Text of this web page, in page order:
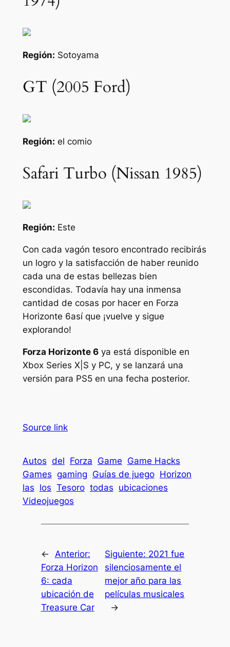
Región: Sotoyama
GT (2005 Ford)
Región: el comio
Safari Turbo (Nissan 1985)
Región: Este
Con cada vagón tesoro encontrado recibirás
un logro y la satisfacción de haber reunido
cada una de estas bellezas bien
escondidas. Todavía hay una inmensa
cantidad de cosas por hacer en Forza
Horizonte 6así que ¡vuelve y sigue
explorando!
Forza Horizonte 6ya está disponible en
Xbox Series X|S y PC, y se lanzará una
versión para PS5 en una fecha posterior.
Source link
Autos del Forza Game Game Hacks
Games gaming Guías de juego Horizon
las los Tesoro todas ubicaciones
Videojuegos
← Anterior:
Forza Horizon
6: cada
ubicación de
Treasure Car
Siguiente: 2021 fue
silenciosamente el
mejor año para las
películas musicales
→